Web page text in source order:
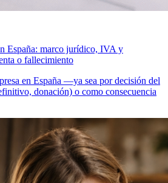
España: marco jurídico, IVA y
o fallecimiento
en España —ya sea por decisión del
donación) o como consecuencia